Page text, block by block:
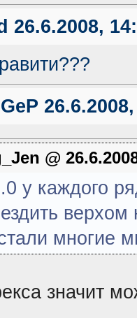
26.6.2008,
@
у каждого
многие
значит